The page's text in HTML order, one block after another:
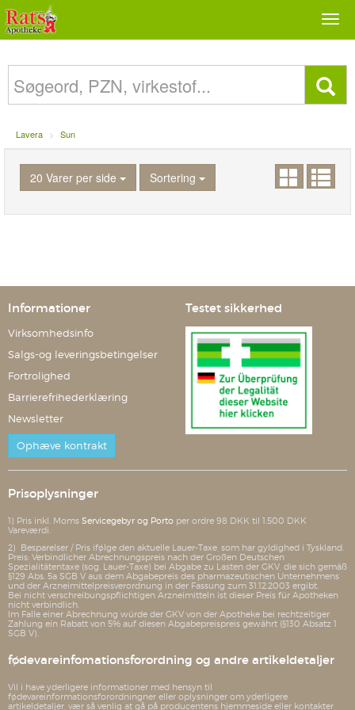
Lavera Sun
20 Varer per side Sortering
Informationer
Virksomhedsinfo
Salgs-og leveringsbetingelser
Fortrolighed
Barrierefrihederklæring
Newsletter
Ophæve kontrakt
Testet sikkerhed
Prisoplysninger
1) Pris inkl. Moms Servicegebyr og Porto per ordre 98 DKK til 1.500 DKK
Vareværdi.
2) Besparelser / Pris ifølge den aktuelle Lauer-Taxe, som har gyldighed i Tyskland.
Preis: Verbindlicher Abrechnungspreis nach der Großen Deutschen
Spezialitätentaxe (sog. Lauer-Taxe) bei Abgabe zu Lasten der GKV, die sich gemäß
§129 Abs. 5a SGB V aus dem Abgabepreis des pharmazeutischen Unternehmens
und der Arzneimittelpreisverordnung in der Fassung zum 31.12.2003 ergibt.
Bei nicht verschreibungspflichtigen Arzneimitteln ist dieser Preis für Apotheken
nicht verbindlich.
Im Falle einer Abrechnung würde der GKV von der Apotheke bei rechtzeitiger
Zahlung ein Rabatt von 5% auf diesen Abgabepreispreis gewährt (§130 Absatz 1
SGB V).
fødevareinfomationsforordning og andre artikeldetaljer
Vil i have yderligere informationer med hensyn til
fødevareinformationsforordningner eller oplysninger om yderligere
artikeldetaljer, vær så venlig at gå på producentens hjemmeside eller kontakter